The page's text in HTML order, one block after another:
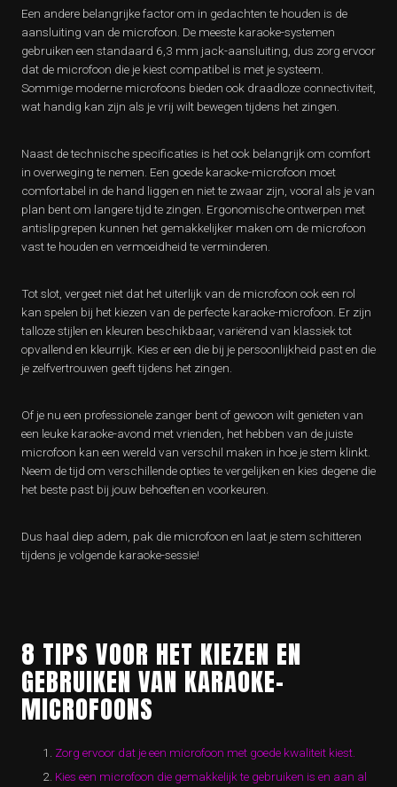
Een andere belangrijke factor om in gedachten te houden is de
aansluiting van de microfoon. De meeste karaoke-systemen
gebruiken een standaard 6,3 mm jack-aansluiting, dus zorg ervoor
dat de microfoon die je kiest compatibel is met je systeem.
Sommige moderne microfoons bieden ook draadloze connectiviteit,
wat handig kan zijn als je vrij wilt bewegen tijdens het zingen.
Naast de technische specificaties is het ook belangrijk om comfort
in overweging te nemen. Een goede karaoke-microfoon moet
comfortabel in de hand liggen en niet te zwaar zijn, vooral als je van
plan bent om langere tijd te zingen. Ergonomische ontwerpen met
antislipgrepen kunnen het gemakkelijker maken om de microfoon
vast te houden en vermoeidheid te verminderen.
Tot slot, vergeet niet dat het uiterlijk van de microfoon ook een rol
kan spelen bij het kiezen van de perfecte karaoke-microfoon. Er zijn
talloze stijlen en kleuren beschikbaar, variërend van klassiek tot
opvallend en kleurrijk. Kies er een die bij je persoonlijkheid past en die
je zelfvertrouwen geeft tijdens het zingen.
Of je nu een professionele zanger bent of gewoon wilt genieten van
een leuke karaoke-avond met vrienden, het hebben van de juiste
microfoon kan een wereld van verschil maken in hoe je stem klinkt.
Neem de tijd om verschillende opties te vergelijken en kies degene die
het beste past bij jouw behoeften en voorkeuren.
Dus haal diep adem, pak die microfoon en laat je stem schitteren
tijdens je volgende karaoke-sessie!
8 TIPS VOOR HET KIEZEN EN
GEBRUIKEN VAN KARAOKE-
MICROFOONS
Zorg ervoor dat je een microfoon met goede kwaliteit kiest.
Kies een microfoon die gemakkelijk te gebruiken is en aan al